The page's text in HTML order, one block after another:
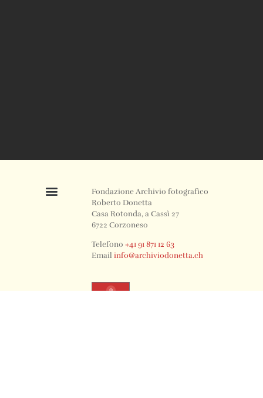
Fondazione Archivio fotografico
Roberto Donetta
Casa Rotonda, a Cassì 27
6722 Corzoneso
Telefono+41 91 871 12 63
Emailinfo@archiviodonetta.ch
0